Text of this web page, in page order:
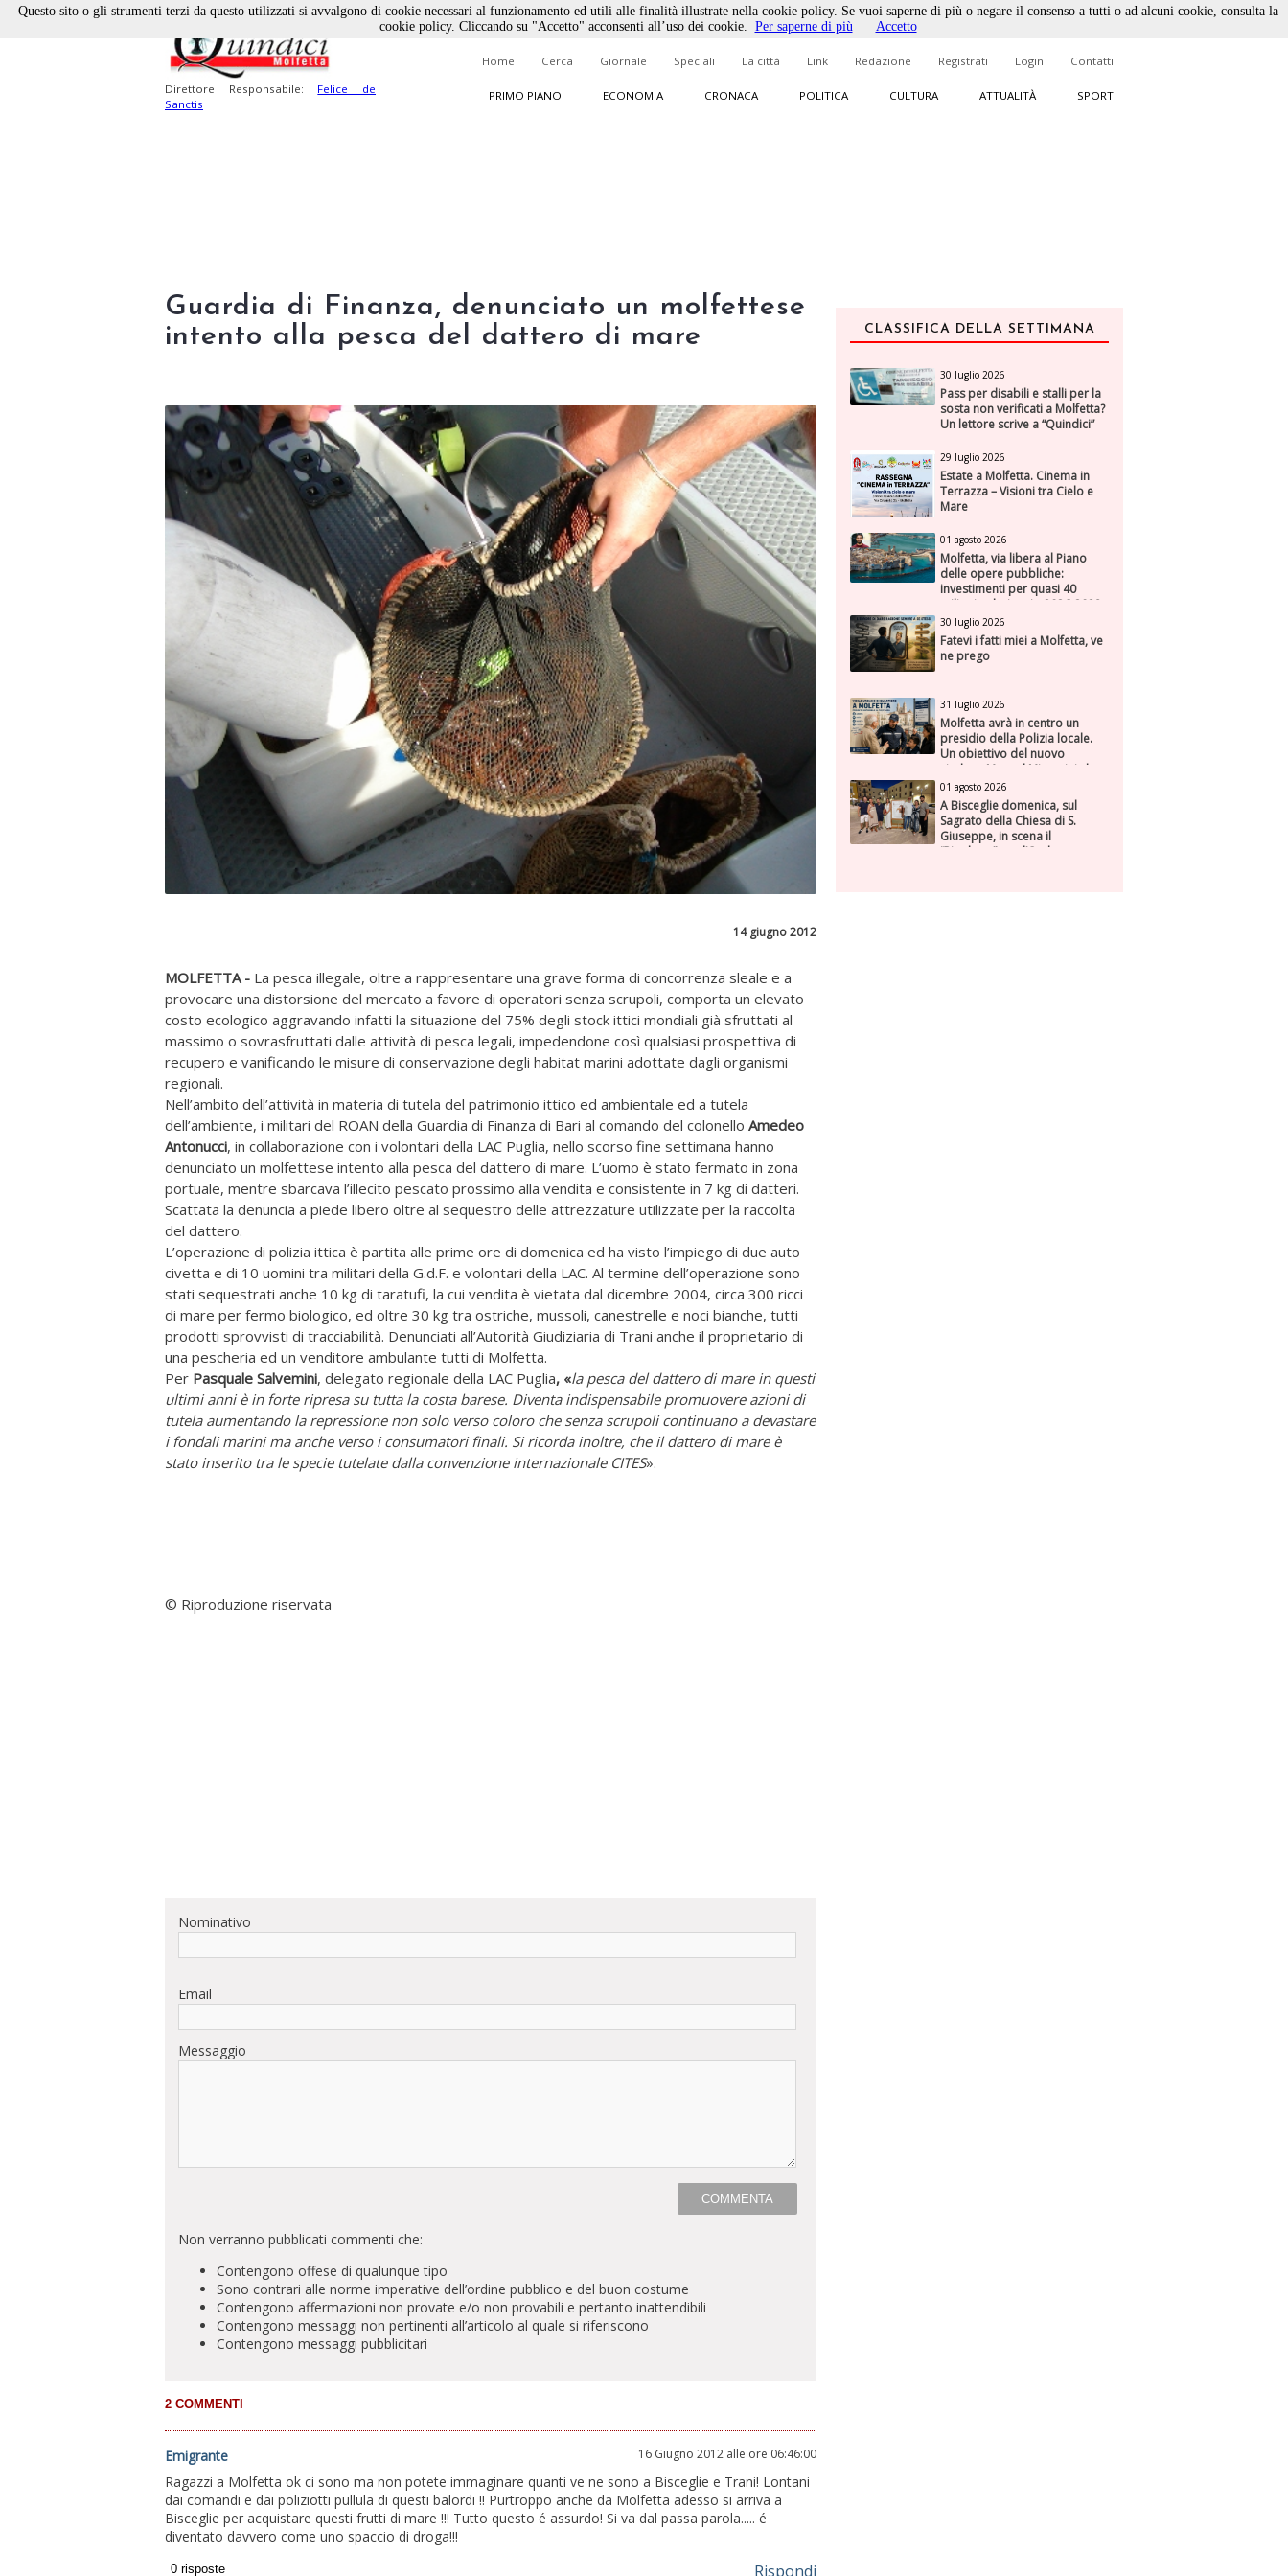
Direttore Responsabile: Felice de
Sanctis
Home Cerca Giornale Speciali La città Link Redazione Registrati Login Contatti
PRIMO PIANO ECONOMIA CRONACA POLITICA CULTURA ATTUALITÀ SPORT
Guardia di Finanza, denunciato un molfettese
intento alla pesca del dattero di mare
14 giugno 2012
MOLFETTA - La pesca illegale, oltre a rappresentare una grave forma di concorrenza sleale e a
provocare una distorsione del mercato a favore di operatori senza scrupoli, comporta un elevato
costo ecologico aggravando infatti la situazione del 75% degli stock ittici mondiali già sfruttati al
massimo o sovrasfruttati dalle attività di pesca legali, impedendone così qualsiasi prospettiva di
recupero e vanificando le misure di conservazione degli habitat marini adottate dagli organismi
regionali.
Nell’ambito dell’attività in materia di tutela del patrimonio ittico ed ambientale ed a tutela
dell’ambiente, i militari del ROAN della Guardia di Finanza di Bari al comando del colonello Amedeo
Antonucci, in collaborazione con i volontari della LAC Puglia, nello scorso fine settimana hanno
denunciato un molfettese intento alla pesca del dattero di mare. L’uomo è stato fermato in zona
portuale, mentre sbarcava l’illecito pescato prossimo alla vendita e consistente in 7 kg di datteri.
Scattata la denuncia a piede libero oltre al sequestro delle attrezzature utilizzate per la raccolta
del dattero.
L’operazione di polizia ittica è partita alle prime ore di domenica ed ha visto l’impiego di due auto
civetta e di 10 uomini tra militari della G.d.F. e volontari della LAC. Al termine dell’operazione sono
stati sequestrati anche 10 kg di taratufi, la cui vendita è vietata dal dicembre 2004, circa 300 ricci
di mare per fermo biologico, ed oltre 30 kg tra ostriche, mussoli, canestrelle e noci bianche, tutti
prodotti sprovvisti di tracciabilità. Denunciati all’Autorità Giudiziaria di Trani anche il proprietario di
una pescheria ed un venditore ambulante tutti di Molfetta.
Per Pasquale Salvemini, delegato regionale della LAC Puglia, «la pesca del dattero di mare in questi
ultimi anni è in forte ripresa su tutta la costa barese. Diventa indispensabile promuovere azioni di
tutela aumentando la repressione non solo verso coloro che senza scrupoli continuano a devastare
i fondali marini ma anche verso i consumatori finali. Si ricorda inoltre, che il dattero di mare è
stato inserito tra le specie tutelate dalla convenzione internazionale CITES».
© Riproduzione riservata
Nominativo
Email
Messaggio
Non verranno pubblicati commenti che:
Contengono offese di qualunque tipo
Sono contrari alle norme imperative dell’ordine pubblico e del buon costume
Contengono affermazioni non provate e/o non provabili e pertanto inattendibili
Contengono messaggi non pertinenti all’articolo al quale si riferiscono
Contengono messaggi pubblicitari
Emigrante 16 Giugno 2012 alle ore 06:46:00
Ragazzi a Molfetta ok ci sono ma non potete immaginare quanti ve ne sono a Bisceglie e Trani! Lontani
dai comandi e dai poliziotti pullula di questi balordi !! Purtroppo anche da Molfetta adesso si arriva a
Bisceglie per acquistare questi frutti di mare !!! Tutto questo é assurdo! Si va dal passa parola..... é
diventato davvero come uno spaccio di droga!!!
Rispondi
CLASSIFICA DELLA SETTIMANA
30 luglio 2026
Pass per disabili e stalli per la
sosta non verificati a Molfetta?
Un lettore scrive a “Quindici”
29 luglio 2026
Estate a Molfetta. Cinema in
Terrazza – Visioni tra Cielo e
Mare
01 agosto 2026
Molfetta, via libera al Piano
delle opere pubbliche:
investimenti per quasi 40
milioni nel triennio 2026-2028
30 luglio 2026
Fatevi i fatti miei a Molfetta, ve
ne prego
31 luglio 2026
Molfetta avrà in centro un
presidio della Polizia locale.
Un obiettivo del nuovo
sindaco Manuel Minervini che
diviene realtà, con la speranza
di maggiore efficienza e
presenza sul territorio
01 agosto 2026
A Bisceglie domenica, sul
Sagrato della Chiesa di S.
Giuseppe, in scena il
“Rigoletto” con l’Orchestra
Questo sito o gli strumenti terzi da questo utilizzati si avvalgono di cookie necessari al funzionamento ed utili alle finalità illustrate nella cookie policy. Se vuoi saperne di più o negare il consenso a tutti o ad alcuni cookie, consulta la
cookie policy. Cliccando su "Accetto" acconsenti all’uso dei cookie. Per saperne di più Accetto